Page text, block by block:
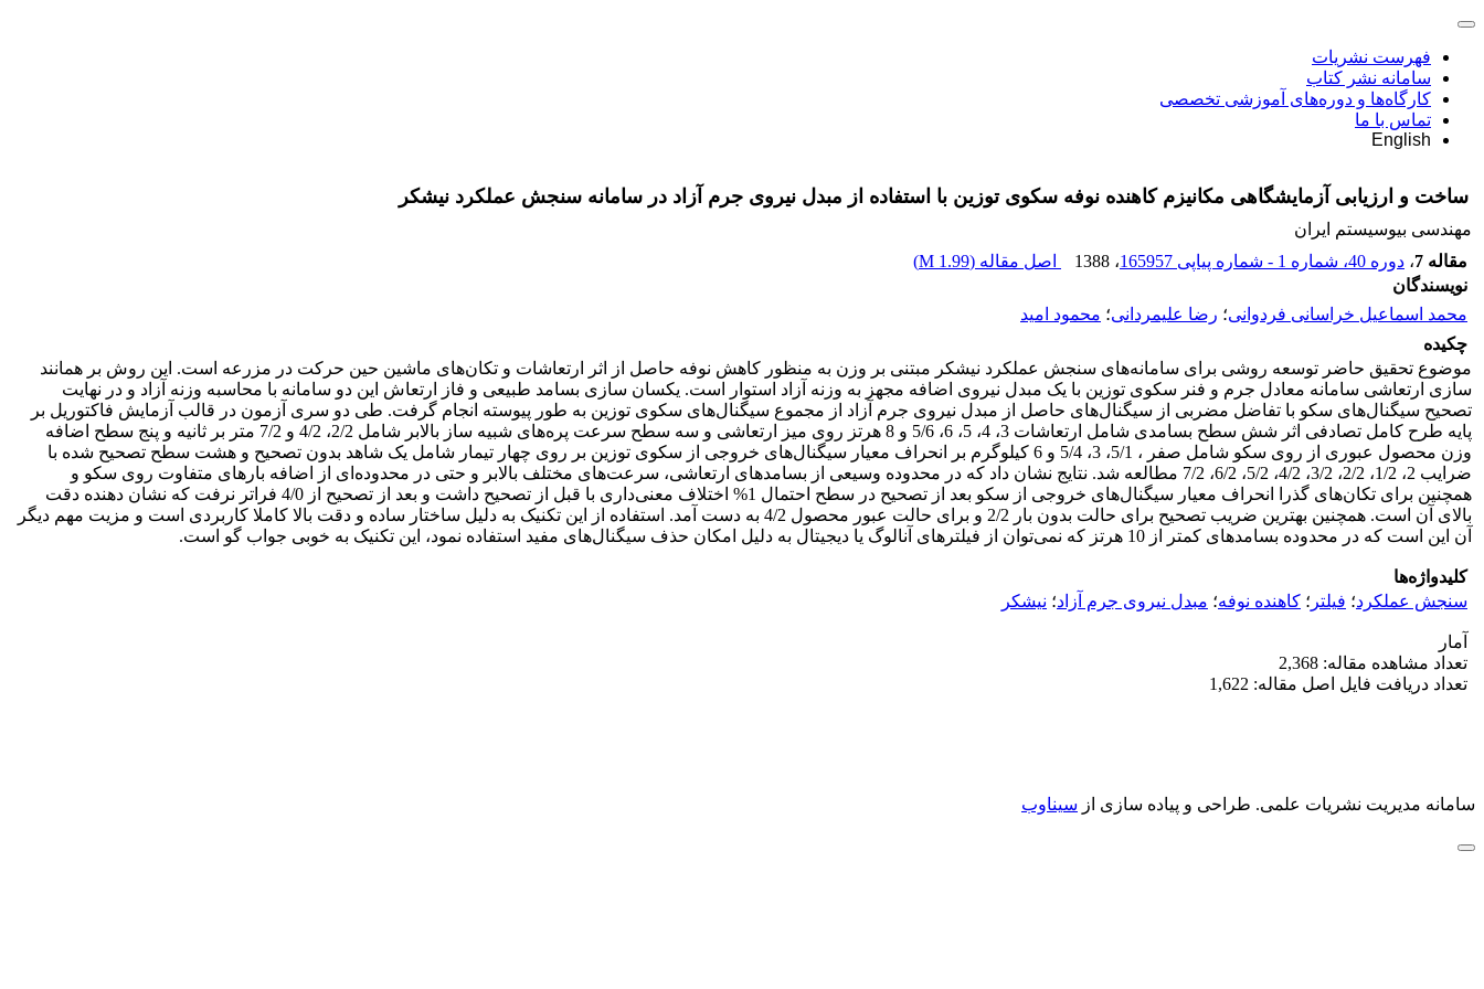
فهرست نشریات
سامانه نشر کتاب
کارگاه‌ها و دوره‌های آموزشی تخصصی
تماس با ما
English
ساخت و ارزیابی آزمایشگاهی مکانیزم کاهنده نوفه سکوی توزین با استفاده از مبدل نیروی جرم آزاد در سامانه سنجش عملکرد نیشکر
مهندسی بیوسیستم ایران
مقاله 7
، دوره 40، شماره 1 - شماره پیاپی 165957 ، 1388 اصل مقاله (1.99 M
)
نویسندگان
محمد اسماعیل خراسانی فردوانی؛ رضا علیمردانی؛ محمود امید
چکیده
موضوع تحقیق حاضر توسعه روشی برای سامانه‌‌های سنجش عملکرد نیشکر مبتنی بر وزن به منظور کاهش نوفه حاصل از اثر ارتعاشات و تکان‌های ماشین حین حرکت در مزرعه است. این روش بر همانند
سازی ارتعاشی سامانه معادل جرم و فنر سکوی توزین با یک مبدل نیروی اضافه مجهز به وزنه آزاد استوار است. یکسان سازی بسامد طبیعی و فاز ارتعاش این دو سامانه با محاسبه وزنه آزاد و در نهایت
تصحیح سیگنال‌های سکو با تفاضل مضربی از سیگنال‌های حاصل از مبدل‌ نیروی جرم آزاد از مجموع سیگنال‌های سکوی توزین به طور پیوسته انجام گرفت. طی دو سری آزمون در قالب آزمایش فاکتوریل بر
پایه طرح کامل تصادفی اثر شش سطح بسامدی شامل ارتعاشات 3، 4، 5، 6، 5/6 و 8 هرتز روی میز ارتعاشی و سه سطح سرعت پره‌های شبیه ساز بالابر شامل 2/2، 4/2 و 7/2 متر بر ثانیه و پنج سطح اضافه
وزن محصول عبوری از روی سکو شامل صفر ، 5/1، 3، 5/4 و 6 کیلوگرم بر انحراف معیار سیگنال‌های خروجی از سکوی توزین بر روی چهار تیمار شامل یک شاهد بدون تصحیح و هشت سطح تصحیح شده با
ضرایب 2، 1/2، 2/2، 3/2، 4/2، 5/2، 6/2، 7/2 مطالعه شد. نتایج نشان داد که در محدوده وسیعی از بسامد‌های ارتعاشی، سرعت‌های مختلف بالابر و حتی در محدوده‌ای از اضافه بار‌های متفاوت روی سکو و
همچنین برای تکان‌های گذرا انحراف معیار سیگنال‌های خروجی از سکو بعد از تصحیح در سطح احتمال 1% اختلاف معنی‌داری با قبل از تصحیح داشت و بعد از تصحیح از 4/0 فراتر نرفت که نشان دهنده دقت
بالای آن است. همچنین بهترین ضریب تصحیح برای حالت بدون بار 2/2 و برای حالت عبور محصول 4/2 به دست آمد. استفاده از این تکنیک به دلیل ساختار ساده و دقت بالا کاملا کاربردی است و مزیت مهم دیگر
آن این است که در محدوده بسامد‌های کمتر از 10 هرتز که نمی‌توان از فیلتر‌های آنالوگ یا دیجیتال به دلیل امکان حذف سیگنال‌های مفید استفاده نمود، این تکنیک به خوبی جواب گو است.
کلیدواژه‌ها
سنجش عملکرد؛ فیلتر ؛ کاهنده نوفه؛ مبدل نیروی جرم آزاد؛ نیشکر
آمار
تعداد مشاهده مقاله: 2,368
تعداد دریافت فایل اصل مقاله: 1,622
سامانه مدیریت نشریات علمی. طراحی و پیاده سازی از سیناوب